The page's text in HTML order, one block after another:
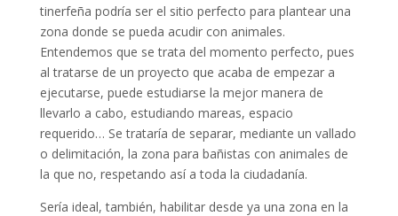
tinerfeña podría ser el sitio perfecto para plantear una
zona donde se pueda acudir con animales.
Entendemos que se trata del momento perfecto, pues
al tratarse de un proyecto que acaba de empezar a
ejecutarse, puede estudiarse la mejor manera de
llevarlo a cabo, estudiando mareas, espacio
requerido… Se trataría de separar, mediante un vallado
o delimitación, la zona para bañistas con animales de
la que no, respetando así a toda la ciudadanía.
Sería ideal, también, habilitar desde ya una zona en la